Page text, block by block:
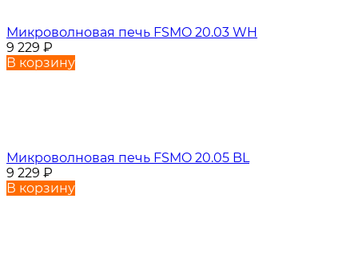
Микроволновая печь FSMO 20.03 WH
9 229 ₽
В корзину
Микроволновая печь FSMO 20.05 BL
9 229 ₽
В корзину